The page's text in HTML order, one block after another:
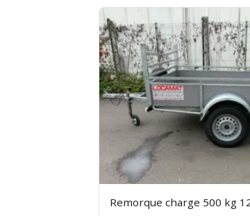
Remorque charge 500 kg